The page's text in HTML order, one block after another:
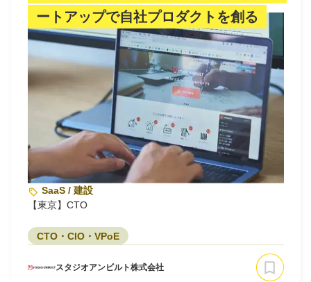
ートアップで自社プロダクトを創る
SaaS / 建設
【東京】CTO
CTO・CIO・VPoE
スタジオアンビルト株式会社